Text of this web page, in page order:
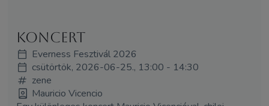
Koncert
Everness Fesztivál 2026
csütörtök, 2026-06-25., 13:00 - 14:30
zene
Mauricio Vicencio